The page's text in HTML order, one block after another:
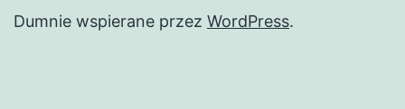
Dumnie wspierane przez WordPress.